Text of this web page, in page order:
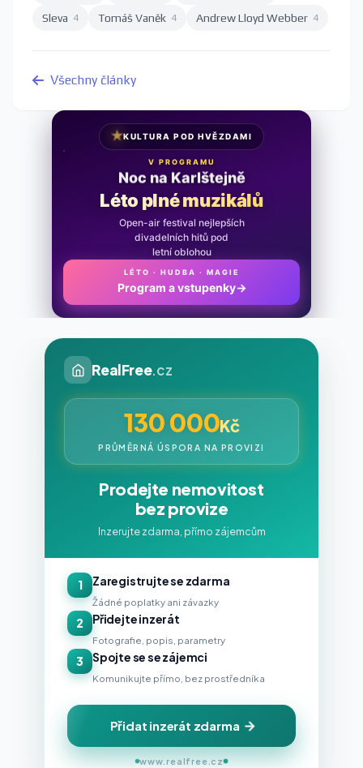
Sleva 4 Tomáš Vaněk 4 Andrew Lloyd Webber 4
Všechny články
★KULTURA POD HVĚZDAMI
V PROGRAMU
Noc na Karlštejně
Léto plné muzikálů
Open-air festival nejlepších
divadelních hitů pod
letní oblohou
LÉTO · HUDBA · MAGIE
Program a vstupenky →
RealFree.cz
130 000Kč
PRŮMĚRNÁ ÚSPORA NA PROVIZI
Prodejte nemovitost
bez provize
Inzerujte zdarma, přímo zájemcům
1 Zaregistrujte se zdarma
Žádné poplatky ani závazky
2 Přidejte inzerát
Fotografie, popis, parametry
3 Spojte se se zájemci
Komunikujte přímo, bez prostředníka
Přidat inzerát zdarma
www.realfree.cz